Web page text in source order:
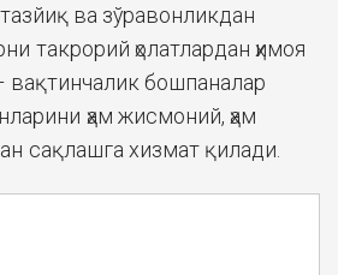
ва зўравонликдан
такрорий ҳолатлардан ҳимоя
бошпаналар
ҳам жисмоний, ҳам
сақлашга хизмат қилади.